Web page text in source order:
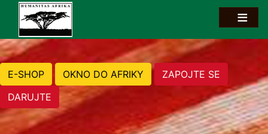
E-SHOP OKNO DO AFRIKY
ZAPOJTE SE
DARUJTE